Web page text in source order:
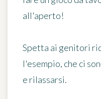
all'aperto!
Spetta ai genitori
l'esempio, che ci
e rilassarsi.